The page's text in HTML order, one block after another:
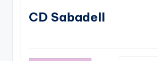
CD Sabadell